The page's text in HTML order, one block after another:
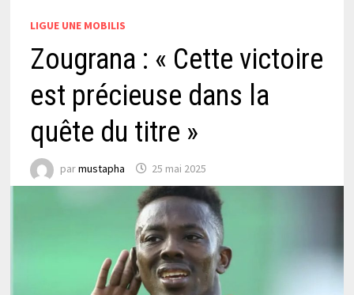
LIGUE UNE MOBILIS
Zougrana : « Cette victoire
est précieuse dans la
quête du titre »
parmustapha 25 mai 2025